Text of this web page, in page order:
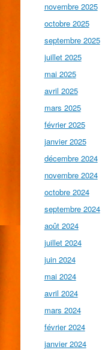
novembre 2025
octobre 2025
septembre 2025
juillet 2025
mai 2025
avril 2025
mars 2025
février 2025
janvier 2025
décembre 2024
novembre 2024
octobre 2024
septembre 2024
août 2024
juillet 2024
juin 2024
mai 2024
avril 2024
mars 2024
février 2024
janvier 2024